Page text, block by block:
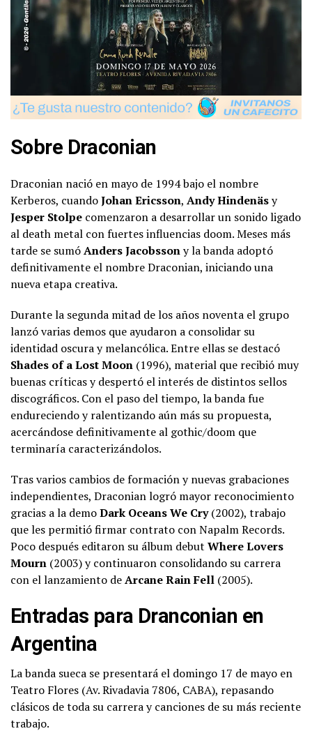
Sobre Draconian
Draconian nació en mayo de 1994 bajo el nombre
Kerberos, cuandoJohan Ericsson, Andy Hindenäsy
Jesper Stolpe comenzaron a desarrollar un sonido ligado
al death metal con fuertes influencias doom. Meses más
tarde se sumóAnders Jacobssony la banda adoptó
definitivamente el nombre Draconian, iniciando una
nueva etapa creativa.
Durante la segunda mitad de los años noventa el grupo
lanzó varias demos que ayudaron a consolidar su
identidad oscura y melancólica. Entre ellas se destacó
Shades of a Lost Moon (1996), material que recibió muy
buenas críticas y despertó el interés de distintos sellos
discográficos. Con el paso del tiempo, la banda fue
endureciendo y ralentizando aún más su propuesta,
acercándose definitivamente al gothic/doom que
terminaría caracterizándolos.
Tras varios cambios de formación y nuevas grabaciones
independientes, Draconian logró mayor reconocimiento
gracias a la demoDark Oceans We Cry(2002), trabajo
que les permitió firmar contrato con Napalm Records.
Poco después editaron su álbum debut Where Lovers
Mourn (2003) y continuaron consolidando su carrera
con el lanzamiento deArcane Rain Fell (2005).
Entradas para Dranconian en
Argentina
La banda sueca se presentará el domingo 17 de mayo en
Teatro Flores (Av. Rivadavia 7806, CABA), repasando
clásicos de toda su carrera y canciones de su más reciente
trabajo.